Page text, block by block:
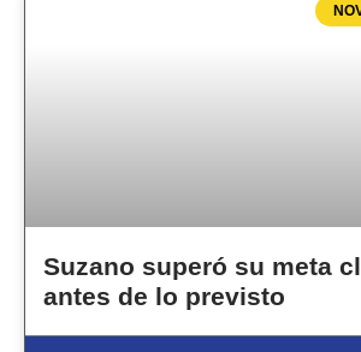
Suzano superó su meta
antes de lo previsto